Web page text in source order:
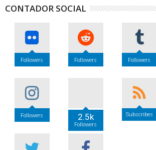
CONTADOR SOCIAL
Followers Followers Followers
Followers 2.5k
Followers
Subscribes